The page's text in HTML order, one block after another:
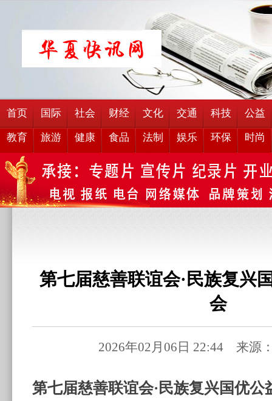
首页 国际 社会 财经 文化 交通 科技 公益
教育 旅游 健康 食品 法制 娱乐 环保 时尚
第七届慈善联谊会·民族复兴
会
2026年02月06日 22:44 来源
第七届慈善联谊会·民族复兴国优公